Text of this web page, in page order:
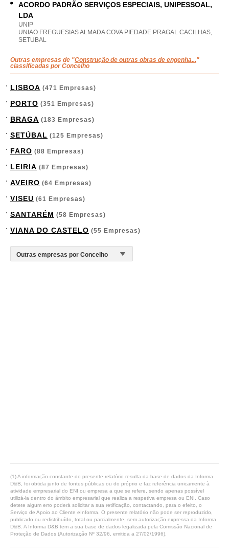
ACORDO PADRÃO SERVIÇOS ESPECIAIS, UNIPESSOAL,
LDA
UNIP
UNIAO FREGUESIAS ALMADA COVA PIEDADE PRAGAL CACILHAS,
SETUBAL
Outras empresas de "Construção de outras obras de engenha..."
classificadas por Concelho
LISBOA (471 Empresas)
PORTO (351 Empresas)
BRAGA (183 Empresas)
SETÚBAL (125 Empresas)
FARO (88 Empresas)
LEIRIA (87 Empresas)
AVEIRO (64 Empresas)
VISEU (61 Empresas)
SANTARÉM (58 Empresas)
VIANA DO CASTELO (55 Empresas)
(1) A informação constante do presente relatório resulta da base de dados da Informa
D&B, foi obtida junto de fontes públicas ou do próprio e faz referência unicamente à
atividade empresarial do ENI ou empresa a que se refere, sendo apenas possível
utilizá-la dentro do âmbito empresarial que realiza a respetiva empresa ou ENI. Caso
detete algum erro poderá solicitar a sua retificação, contactando, para o efeito, o
Serviço de Apoio ao Cliente eInforma. O presente relatório não pode ser reproduzido,
publicado ou redistribuído, total ou parcialmente, sem autorização expressa da Informa
D&B. A Informa D&B tem a sua base de dados legalizada pela Comissão Nacional de
Proteção de Dados (Autorização Nº 32/96, emitida a 27/02/1996).